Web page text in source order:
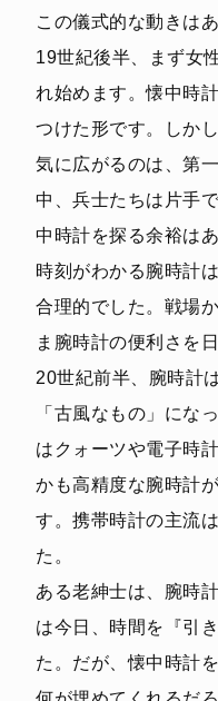
この儀式的な動きは
19世紀後半、まず女
れ始めます。懐中時
つけた形です。しか
気に広がるのは、第
中、兵士たちは片手
中時計を探る余裕は
時刻がわかる腕時計
合理的でした。戦場
ま腕時計の便利さを
20世紀前半、腕時計
「古風なもの」にな
はクォーツや電子時
かも高精度な腕時計
す。携帯時計の主流
た。
ある老紳士は、腕時
は今日、時間を『引
た。だが、懐中時計